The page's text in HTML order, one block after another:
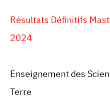
Résultats Définitifs
2024
Enseignement des
Terre